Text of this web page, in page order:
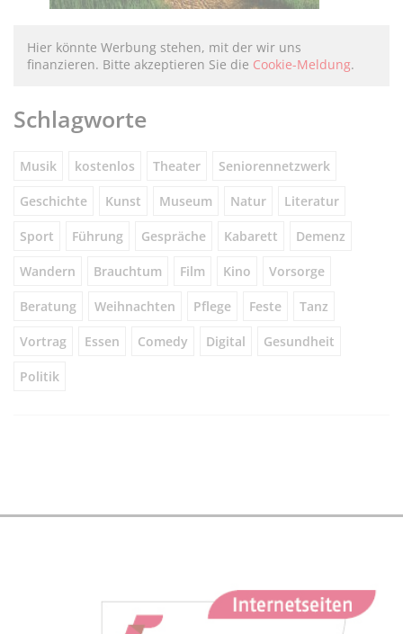
Hier könnte Werbung stehen, mit der wir uns
finanzieren. Bitte akzeptieren Sie die Cookie-Meldung.
Schlagworte
Musik kostenlos Theater Seniorennetzwerk
Geschichte Kunst Museum Natur Literatur
Sport Führung Gespräche Kabarett Demenz
Wandern Brauchtum Film Kino Vorsorge
Beratung Weihnachten Pflege Feste Tanz
Vortrag Essen Comedy Digital Gesundheit
Politik